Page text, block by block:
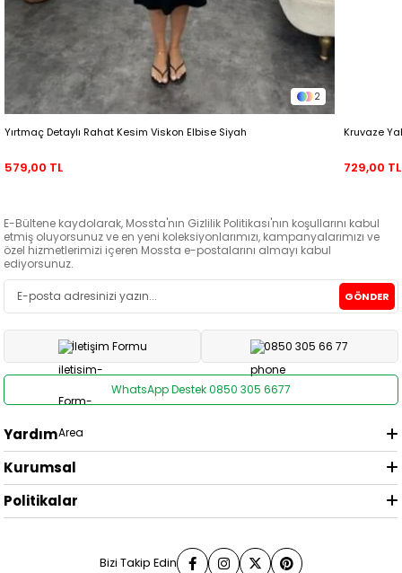
2
Yırtmaç Detaylı Rahat Kesim Viskon Elbise Siyah
579,00 TL
Kruvaze
729,00 TL
E-Bültene kaydolarak, Mossta'nın Gizlilik Politikası'nın koşullarını kabul
etmiş oluyorsunuz ve en yeni koleksiyonlarımızı, kampanyalarımızı ve
özel hizmetlerimizi içeren Mossta e-postalarını almayı kabul
ediyorsunuz.
GÖNDER
İletişim Formu 0850 305 66 77
WhatsApp Destek 0850 305 6677
Yardım
Kurumsal
Politikalar
Bizi Takip Edin